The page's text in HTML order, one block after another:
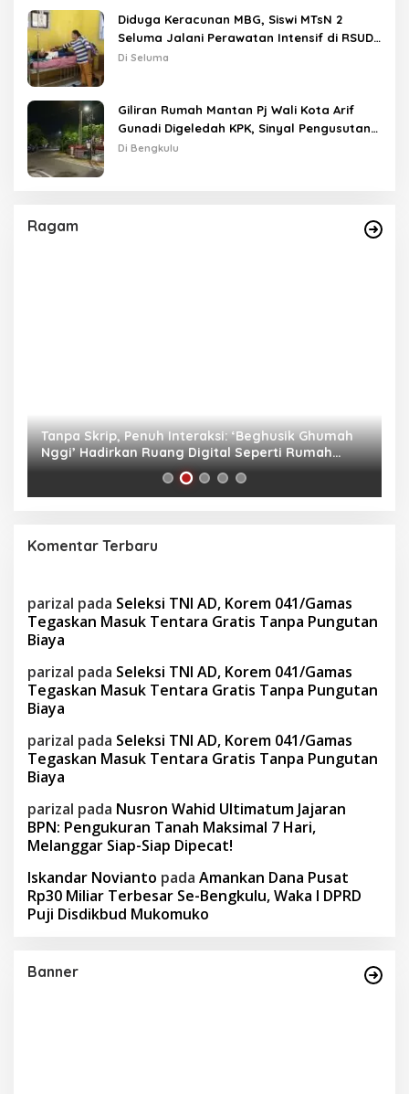
Diduga Keracunan MBG, Siswi MTsN 2
Seluma Jalani Perawatan Intensif di RSUD
Tais
Di Seluma
Giliran Rumah Mantan Pj Wali Kota Arif
Gunadi Digeledah KPK, Sinyal Pengusutan
Meluas
Di Bengkulu
Ragam
Tanpa Skrip, Penuh Interaksi: ‘Beghusik Ghumah
Nggi’ Hadirkan Ruang Digital Seperti Rumah
Sendiri
Komentar Terbaru
parizal pada Seleksi TNI AD, Korem 041/Gamas
Tegaskan Masuk Tentara Gratis Tanpa Pungutan
Biaya
parizal pada Seleksi TNI AD, Korem 041/Gamas
Tegaskan Masuk Tentara Gratis Tanpa Pungutan
Biaya
parizal pada Seleksi TNI AD, Korem 041/Gamas
Tegaskan Masuk Tentara Gratis Tanpa Pungutan
Biaya
parizal pada Nusron Wahid Ultimatum Jajaran
BPN: Pengukuran Tanah Maksimal 7 Hari,
Melanggar Siap-Siap Dipecat!
Iskandar Novianto pada Amankan Dana Pusat
Rp30 Miliar Terbesar Se-Bengkulu, Waka I DPRD
Puji Disdikbud Mukomuko
Banner